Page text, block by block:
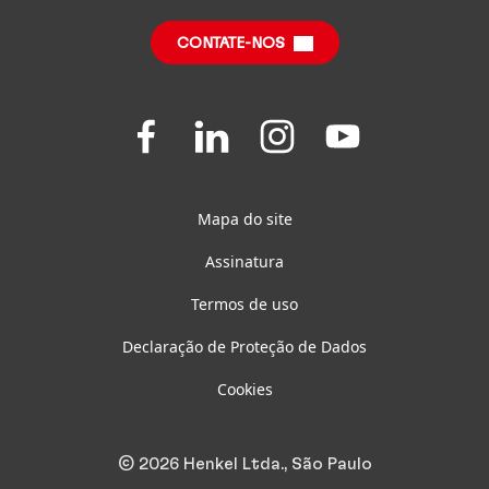
Relatório de Impacto Sustentável(em inglês)
Perguntas FrequentesCONTATE-NOS
Folgen
Sie
uns
Folgen
uns
Folgen
Sie
uns
Folgen
Sie
Mapa do site
Assinatura
Termos de uso
Declaração de Proteção de Dados
Cookies
© 2026 Henkel Ltda., São Paulo